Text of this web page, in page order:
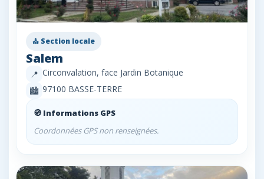
⛪ Section locale
Salem
📍 Circonvalation, face Jardin Botanique
🏙️ 97100 BASSE-TERRE
🧭 Informations GPS
Coordonnées GPS non renseignées.